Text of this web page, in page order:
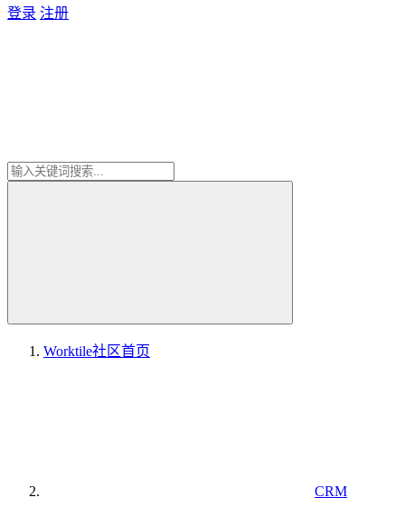
登录 注册
Worktile社区首页
CRM